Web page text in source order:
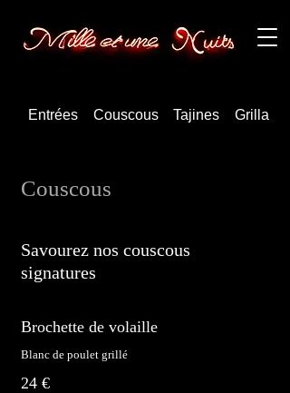
Entrées Couscous Tajines Grillades
Couscous
Savourez nos couscous
signatures
Brochette de volaille
Blanc de poulet grillé
24 €